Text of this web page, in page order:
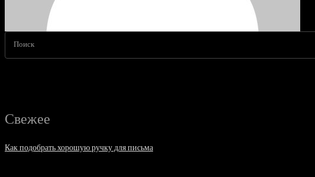
Поиск
Свежее
Как подобрать хорошую ручку для письма